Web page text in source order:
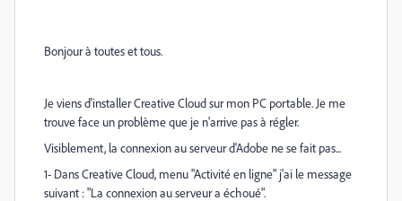
Bonjour à toutes et tous.
Je viens d'installer Creative Cloud sur mon PC portable. Je me
trouve face un problème que je n'arrive pas à régler.
Visiblement, la connexion au serveur d'Adobe ne se fait pas...
1- Dans Creative Cloud, menu "Activité en ligne" j'ai le message
suivant : "La connexion au serveur a échoué".